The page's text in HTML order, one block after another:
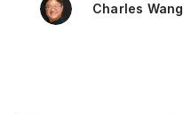
Charles Wang